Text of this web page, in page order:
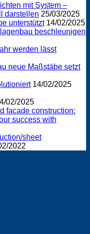
mit System –
darstellen 25/03/2025
unterstützt 14/02/2025
beschleunigen
werden lässt
neue Maßstäbe setzt
14/02/2025
02/2025
facade construction:
success with
sheet
2022